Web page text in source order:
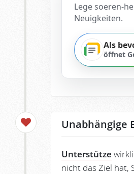
Lege soeren-
Neuigkeiten.
Als
öffnet
Unabhängige
Unterstütze
nicht das Ziel hat,